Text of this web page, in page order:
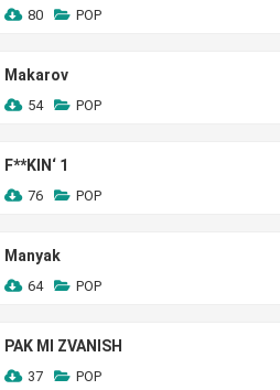
80 POP
Makarov
54 POP
F**KIN‘ 1
76 POP
Manyak
64 POP
PAK MI ZVANISH
37 POP